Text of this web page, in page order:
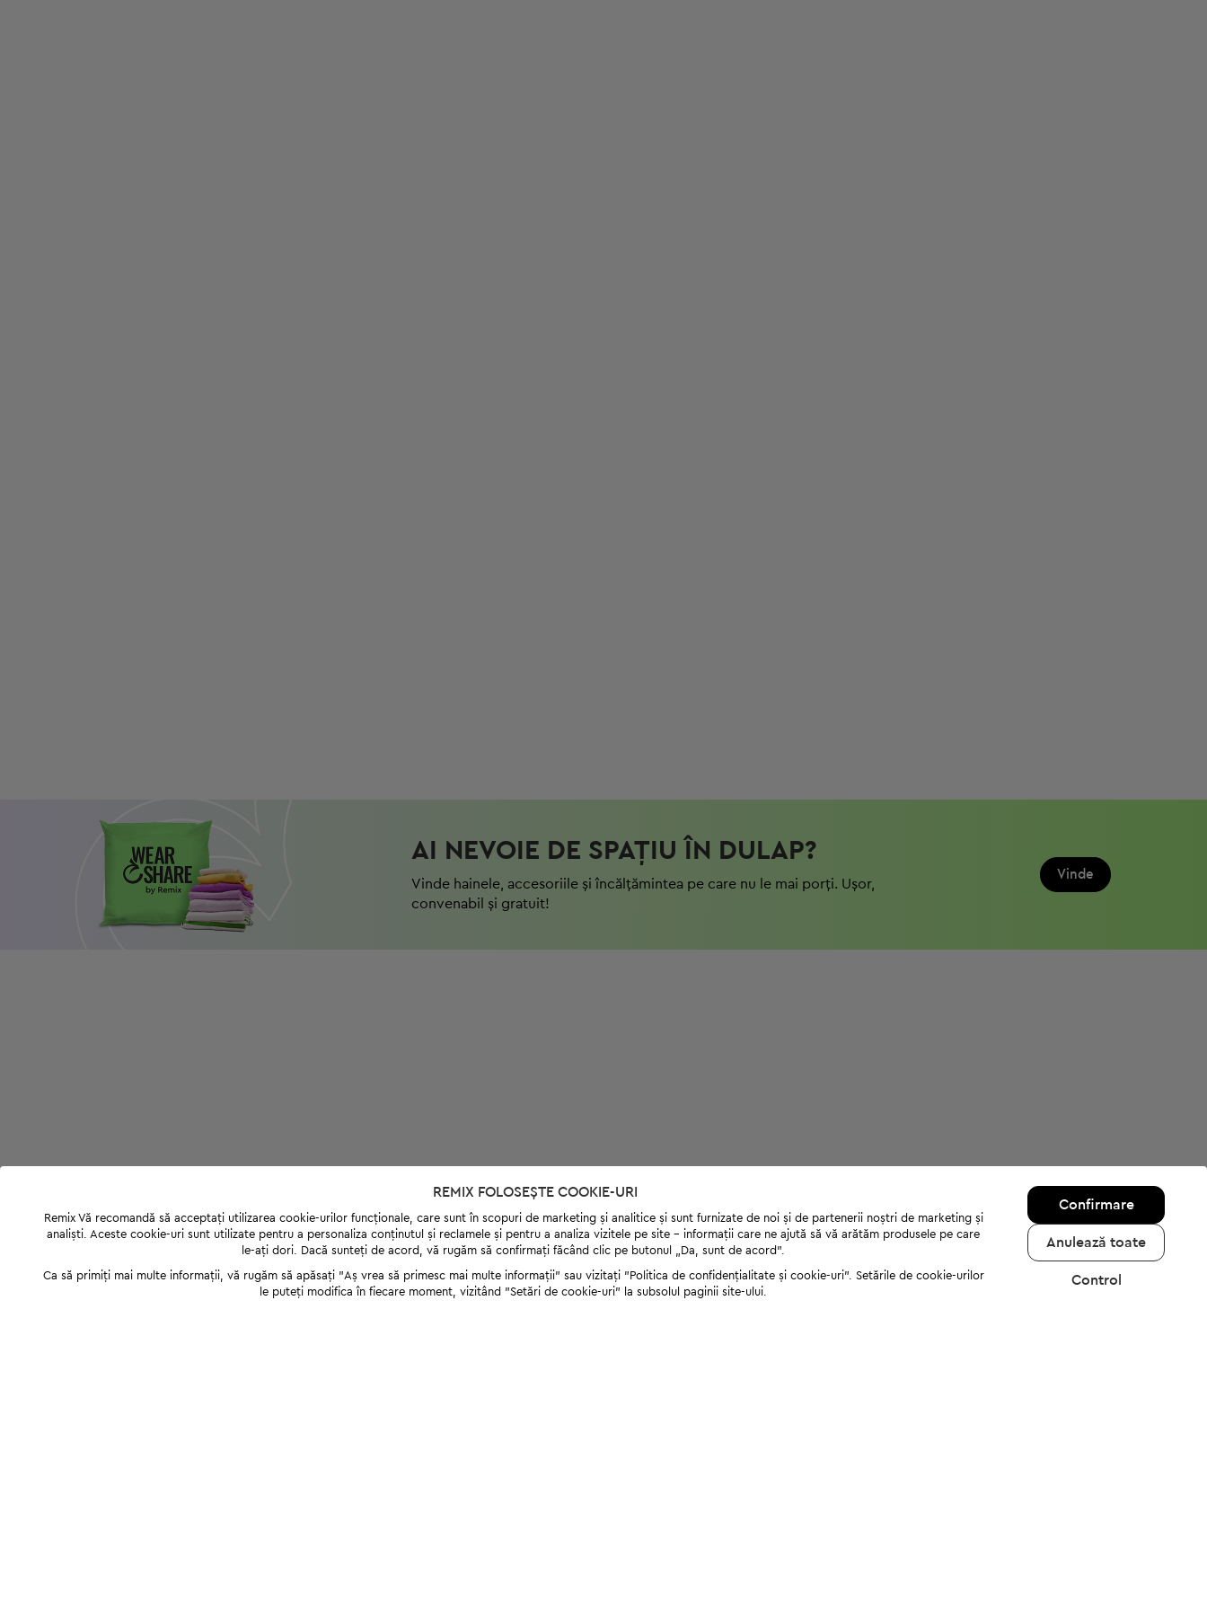
AI NEVOIE DE SPAȚIU ÎN DULAP?
Vinde hainele, accesoriile și încălțămintea pe care nu le mai porți. Ușor,
convenabil și gratuit!
Vinde
REMIX FOLOSEȘTE COOKIE-URI
Remix Vă recomandă să acceptați utilizarea cookie-urilor funcționale, care sunt în scopuri de marketing și analitice și sunt furnizate de noi și de partenerii noștri de marketing și
analiști. Aceste cookie-uri sunt utilizate pentru a personaliza conținutul și reclamele și pentru a analiza vizitele pe site - informații care ne ajută să vă arătăm produsele pe care
le-ați dori. Dacă sunteți de acord, vă rugăm să confirmați făcând clic pe butonul „Da, sunt de acord”.
Ca să primiți mai multe informații, vă rugăm să apăsați "Аș vrea să primesc mai multe informații" sau vizitați "Politica de confidențialitate și cookie-uri". Setările de cookie-urilor
le puteți modifica în fiecare moment, vizitând "Setări de cookie-uri" la subsolul paginii site-ului.
Confirmare
Anulează toate
Control